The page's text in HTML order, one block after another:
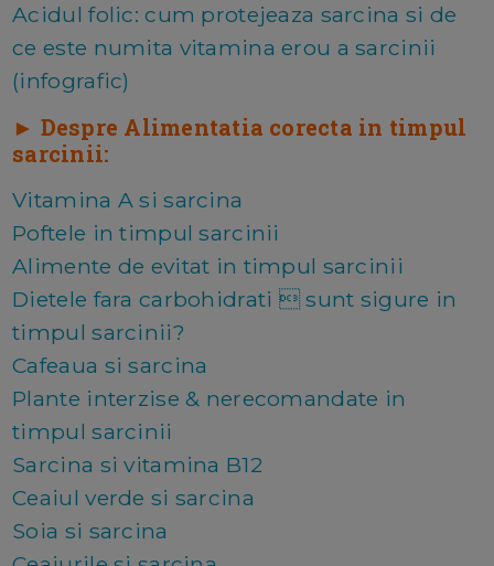
Acidul folic: cum protejeaza sarcina si de
ce este numita vitamina erou a sarcinii
(infografic)
► Despre Alimentatia corecta in timpul
sarcinii:
Vitamina A si sarcina
Poftele in timpul sarcinii
Alimente de evitat in timpul sarcinii
Dietele fara carbohidrati  sunt sigure in
timpul sarcinii?
Cafeaua si sarcina
Plante interzise & nerecomandate in
timpul sarcinii
Sarcina si vitamina B12
Ceaiul verde si sarcina
Soia si sarcina